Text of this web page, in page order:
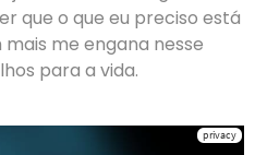
que o que eu preciso está
me engana nesse
para a vida.